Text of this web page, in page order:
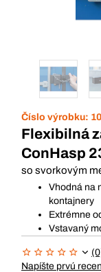
Číslo výrobku:
Flexibilná
ConHasp
so svorkovým
Vhodná na
kontajnery
Extrémne
Vstavaný
Napíšte prvú